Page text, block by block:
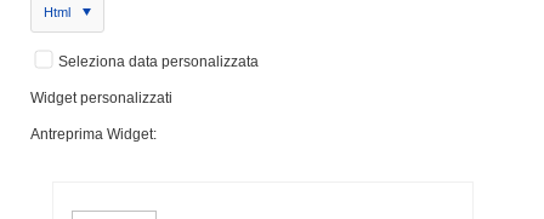
Html
Seleziona data personalizzata
Widget personalizzati
Antreprima Widget: